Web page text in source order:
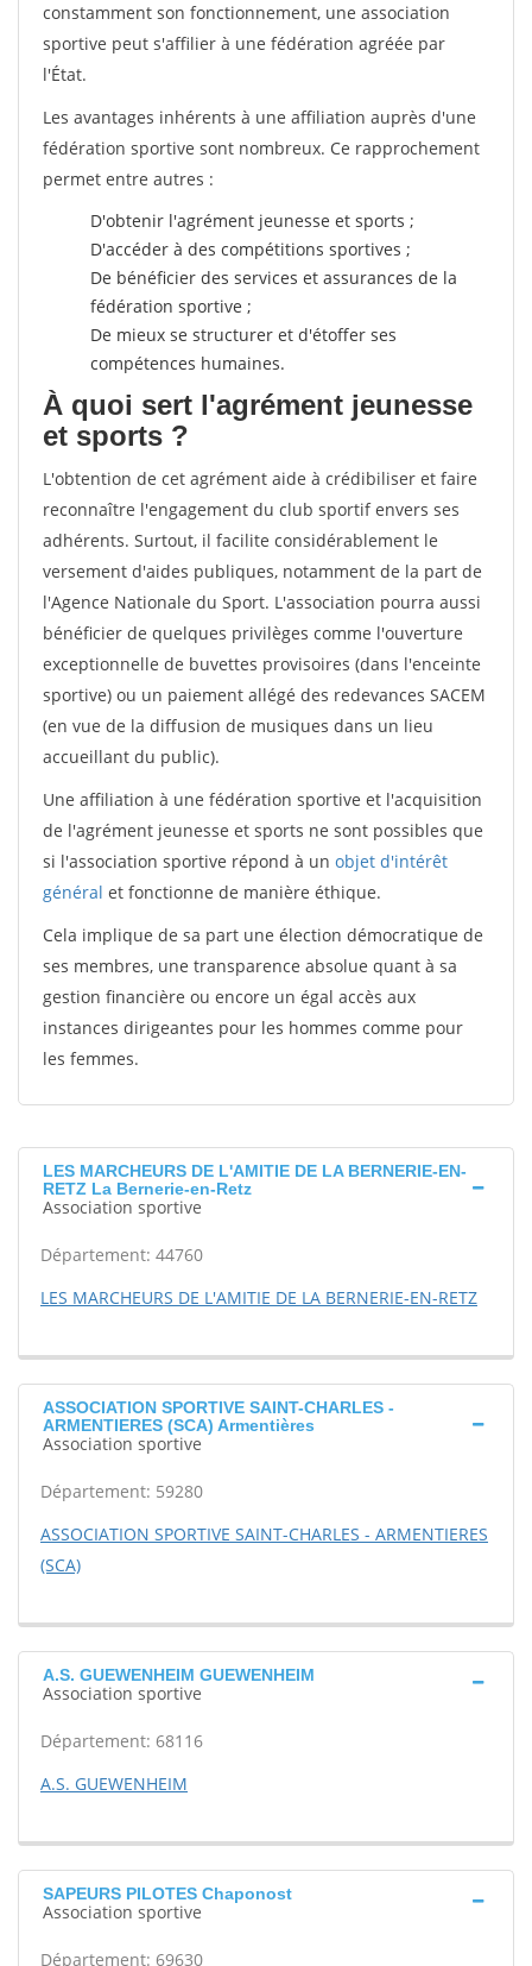
constamment son fonctionnement, une association
sportive peut s'affilier à une fédération agréée par
l'État.
Les avantages inhérents à une affiliation auprès d'une
fédération sportive sont nombreux. Ce rapprochement
permet entre autres :
D'obtenir l'agrément jeunesse et sports ;
D'accéder à des compétitions sportives ;
De bénéficier des services et assurances de la
fédération sportive ;
De mieux se structurer et d'étoffer ses
compétences humaines.
À quoi sert l'agrément jeunesse
et sports ?
L'obtention de cet agrément aide à crédibiliser et faire
reconnaître l'engagement du club sportif envers ses
adhérents. Surtout, il facilite considérablement le
versement d'aides publiques, notamment de la part de
l'Agence Nationale du Sport. L'association pourra aussi
bénéficier de quelques privilèges comme l'ouverture
exceptionnelle de buvettes provisoires (dans l'enceinte
sportive) ou un paiement allégé des redevances SACEM
(en vue de la diffusion de musiques dans un lieu
accueillant du public).
Une affiliation à une fédération sportive et l'acquisition
de l'agrément jeunesse et sports ne sont possibles que
si l'association sportive répond à un objet d'intérêt
général et fonctionne de manière éthique.
Cela implique de sa part une élection démocratique de
ses membres, une transparence absolue quant à sa
gestion financière ou encore un égal accès aux
instances dirigeantes pour les hommes comme pour
les femmes.
LES MARCHEURS DE L'AMITIE DE LA BERNERIE-EN-
RETZ La Bernerie-en-Retz
Association sportive
Département: 44760
LES MARCHEURS DE L'AMITIE DE LA BERNERIE-EN-RETZ
ASSOCIATION SPORTIVE SAINT-CHARLES -
ARMENTIERES (SCA) Armentières
Association sportive
Département: 59280
ASSOCIATION SPORTIVE SAINT-CHARLES - ARMENTIERES
(SCA)
A.S. GUEWENHEIM GUEWENHEIM
Association sportive
Département: 68116
A.S. GUEWENHEIM
SAPEURS PILOTES Chaponost
Association sportive
Département: 69630